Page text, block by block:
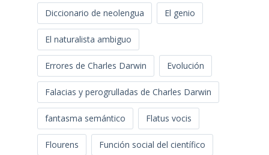
Diccionario de neolengua El genio
El naturalista ambiguo
Errores de Charles Darwin Evolución
Falacias y perogrulladas de Charles Darwin
fantasma semántico Flatus vocis
Flourens Función social del científico